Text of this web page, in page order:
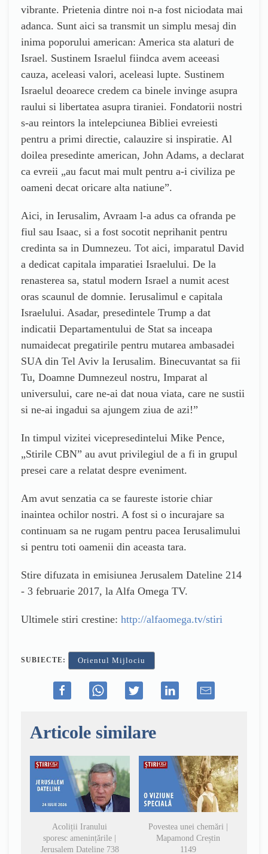
vibrante. Prietenia dintre noi n-a fost niciodata mai
adanca. Sunt aici sa transmit un simplu mesaj din
inima poporului american: America sta alaturi de
Israel. Sustinem Israelul fiindca avem aceeasi
cauza, aceleasi valori, aceleasi lupte. Sustinem
Israelul deoarece credem ca binele invinge asupra
raului si libertatea asupra tiraniei. Fondatorii nostri
s-au reintors la intelepciunea Bibliei evreiesti
pentru a primi directie, calauzire si inspiratie. Al
doilea presedinte american, John Adams, a declarat
ca evreii „au facut mai mult pentru a-i civiliza pe
oameni decat oricare alta natiune”.
Aici, in Ierusalim, Avraam l-a adus ca ofranda pe
fiul sau Isaac, si a fost socotit neprihanit pentru
credinta sa in Dumnezeu. Tot aici, imparatul David
a dedicat capitala imparatiei Israelului. De la
renasterea sa, statul modern Israel a numit acest
oras scaunul de domnie. Ierusalimul e capitala
Israelului. Asadar, presedintele Trump a dat
indicatii Departamentului de Stat sa inceapa
numaidecat pregatirile pentru mutarea ambasadei
SUA din Tel Aviv la Ierusalim. Binecuvantat sa fii
Tu, Doamne Dumnezeul nostru, Imparat al
universului, care ne-ai dat noua viata, care ne sustii
si ne-ai ingadui sa ajungem ziua de azi!”
In timpul vizitei vicepresedintelui Mike Pence,
„Stirile CBN” au avut privilegiul de a fi in grupul
presei care a relatat despre eveniment.
Am avut senzatia ca se faureste istorie chiar
inaintea ochilor nostri. A fost si o incurajare sa
continuam sa ne rugam pentru pacea Ierusalimului
si pentru toti oamenii din aceasta tara.
Stire difuzata in emisiunea Jerusalem Dateline 214
- 3 februarie 2017, la Alfa Omega TV.
Ultimele stiri crestine: http://alfaomega.tv/stiri
SUBIECTE: Orientul Mijlociu
Articole similare
Acoliții Iranului
sporesc amenințările |
Jerusalem Dateline 738
Povestea unei chemări |
Mapamond Creștin
1149